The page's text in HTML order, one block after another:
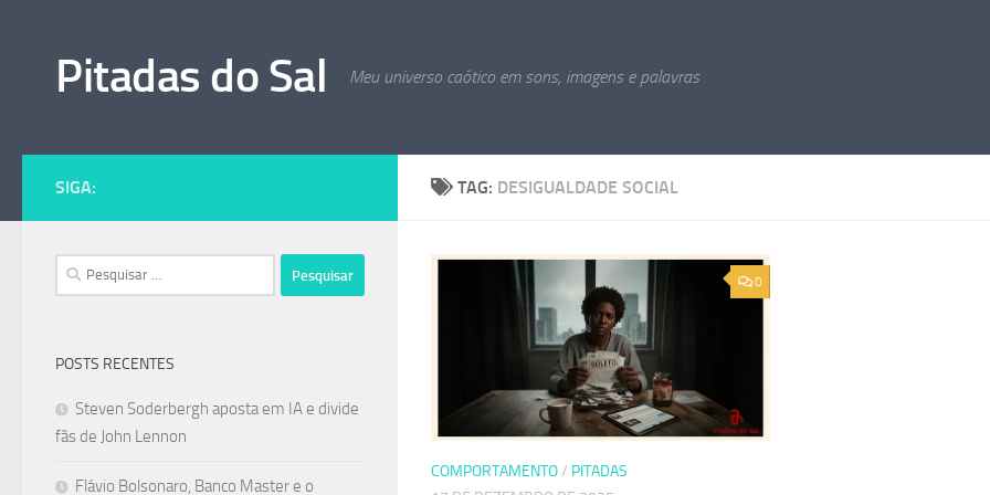
Pitadas do Sal Meu universo caótico em sons, imagens e palavras
TAG: DESIGUALDADE SOCIAL
0
COMPORTAMENTO/ PITADAS
SIGA:
Pesquisar
por:
POSTS RECENTES
Steven Soderbergh aposta em IA e divide
fãs de John Lennon
Flávio Bolsonaro, Banco Master e o